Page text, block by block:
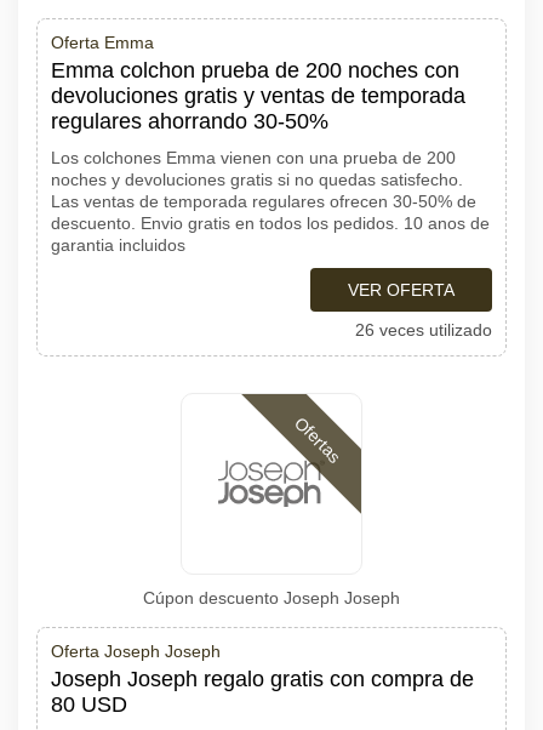
Oferta Emma
Emma colchon prueba de 200 noches con
devoluciones gratis y ventas de temporada
regulares ahorrando 30-50%
Los colchones Emma vienen con una prueba de 200
noches y devoluciones gratis si no quedas satisfecho.
Las ventas de temporada regulares ofrecen 30-50% de
descuento. Envio gratis en todos los pedidos. 10 anos de
garantia incluidos
VER OFERTA
26 veces utilizado
Ofertas
Cúpon descuento Joseph Joseph
Oferta Joseph Joseph
Joseph Joseph regalo gratis con compra de
80 USD